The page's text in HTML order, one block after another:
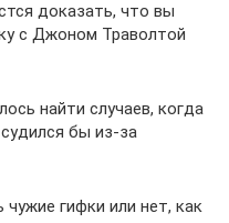
доказать, что вы
с Джоном Траволтой
найти случаев, когда
бы из-за
гифки или нет, как